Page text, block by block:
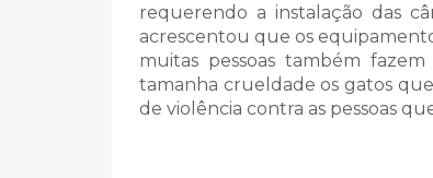
requerendo a instalação das
acrescentou que os
muitas pessoas também
tamanha crueldade os gatos
de violência contra as pessoas